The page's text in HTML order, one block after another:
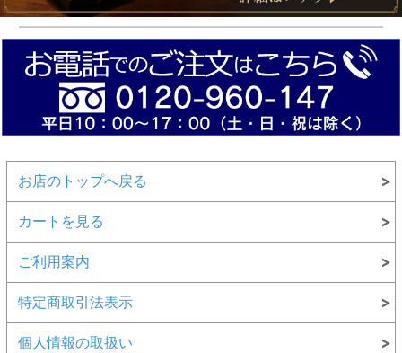
お店のトップへ戻る
カートを見る
ご利用案内
特定商取引法表示
個人情報の取扱い